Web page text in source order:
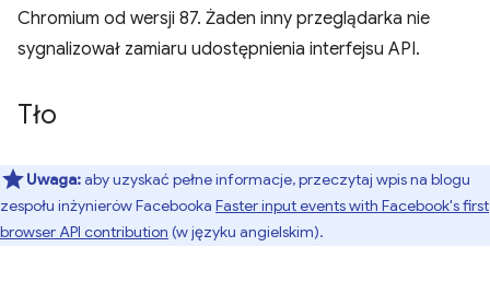
Chromium od wersji 87. Żaden inny przeglądarka nie
sygnalizował zamiaru udostępnienia interfejsu API.
Tło
Uwaga:aby uzyskać pełne informacje, przeczytaj wpis na blogu
zespołu inżynierów Facebooka Faster input events with Facebook's first
browser API contribution (w języku angielskim).